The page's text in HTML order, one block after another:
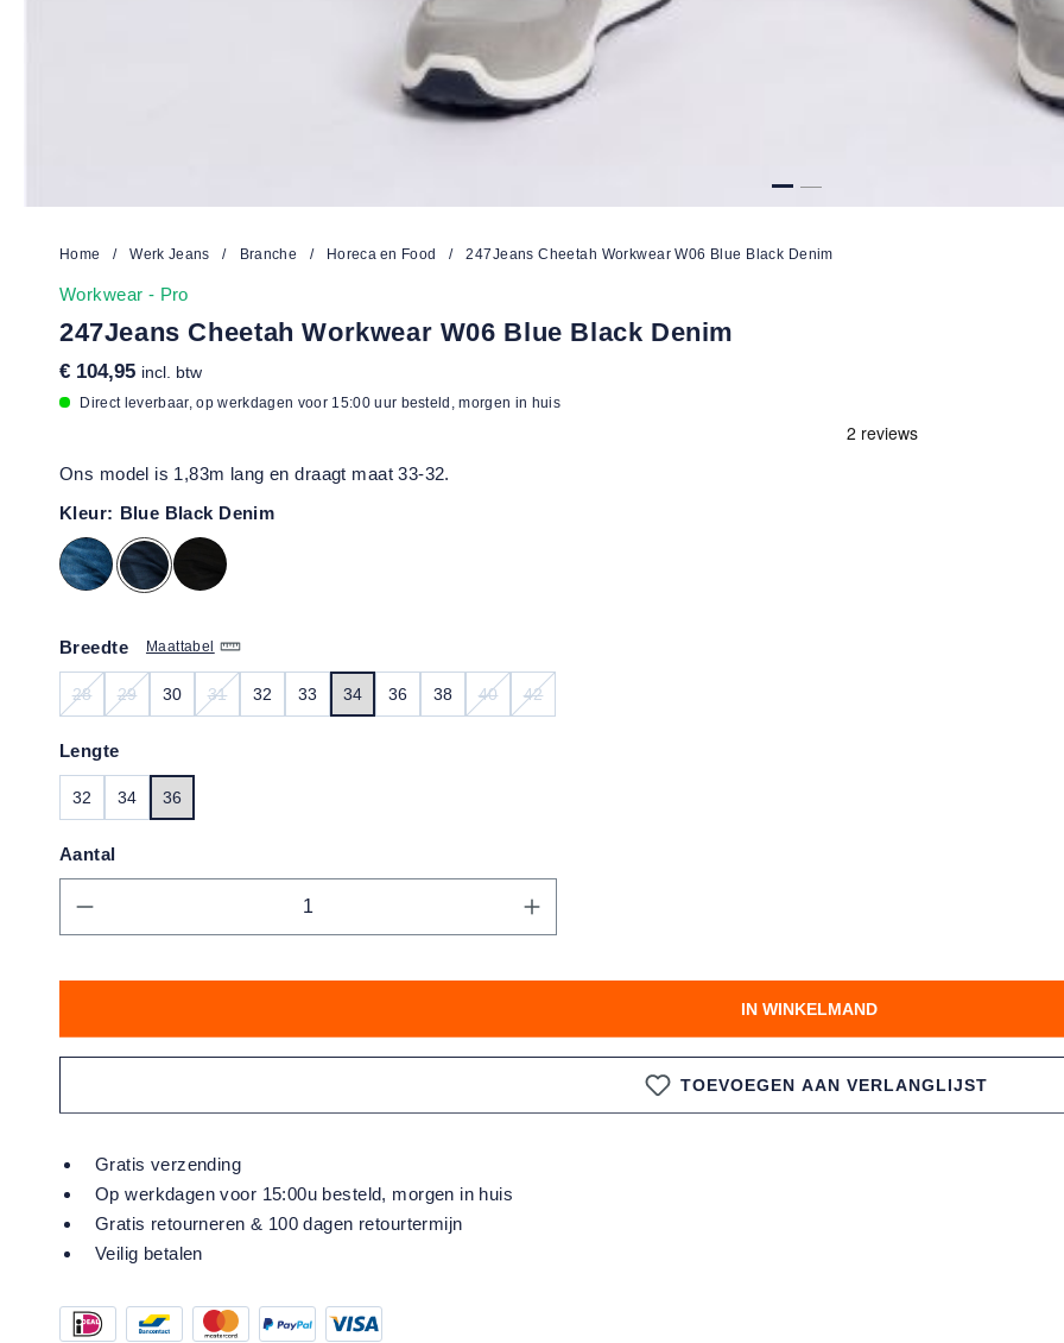
Home / Werk Jeans / Branche / Horeca en Food / 247Jeans Cheetah Workwear W06 Blue Black Denim
Workwear - Pro
247Jeans Cheetah Workwear W06 Blue Black Denim
€ 104,95 incl. btw
Direct leverbaar, op werkdagen voor 15:00 uur besteld, morgen in huis
Ons model is 1,83m lang en draagt maat 33-32.
Kleur: Blue Black Denim
Maattabel
Breedte
28
(DEZE OPTIE IS MOMENTEEL NIET BESCHIKBAAR.)
29
(DEZE OPTIE IS MOMENTEEL NIET BESCHIKBAAR.)
30 31
(DEZE OPTIE IS MOMENTEEL NIET BESCHIKBAAR.)
32 33 34 36 38 40
(DEZE OPTIE IS MOMENTEEL NIET BESCHIKBAAR.)
42
Lengte
32 34 36
Aantal
Producthoeveelheid: Voer de gewenste hoeveelheid in of gebruik de
IN WINKELMAND
TOEVOEGEN AAN VERLANGLIJST
Gratis verzending
Op werkdagen voor 15:00u besteld, morgen in huis
Gratis retourneren & 100 dagen retourtermijn
Veilig betalen